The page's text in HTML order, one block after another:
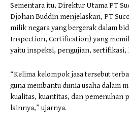
Sementara itu, Direktur Utama PT
Djohan Buddin menjelaskan, PT
milik negara yang bergerak dalam
Inspection, Certification) yang
yaitu inspeksi, pengujian,
“Kelima kelompok jasa tersebut
guna membantu dunia usaha dalam
kualitas, kuantitas, dan pemenuhan
lainnya,” ujarnya.